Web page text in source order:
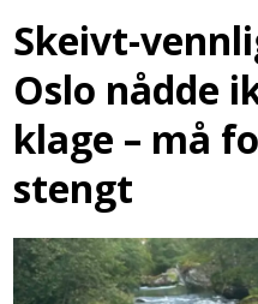
Skeivt-
Oslo nådde
klage – må
stengt